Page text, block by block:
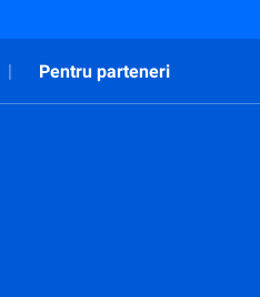
Pentru parteneri